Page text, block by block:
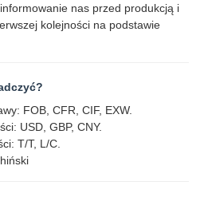
nas przed produkcją i
kolejności na podstawie
FOB, CFR, CIF, EXW.
USD, GBP, CNY.
T/T, L/C.